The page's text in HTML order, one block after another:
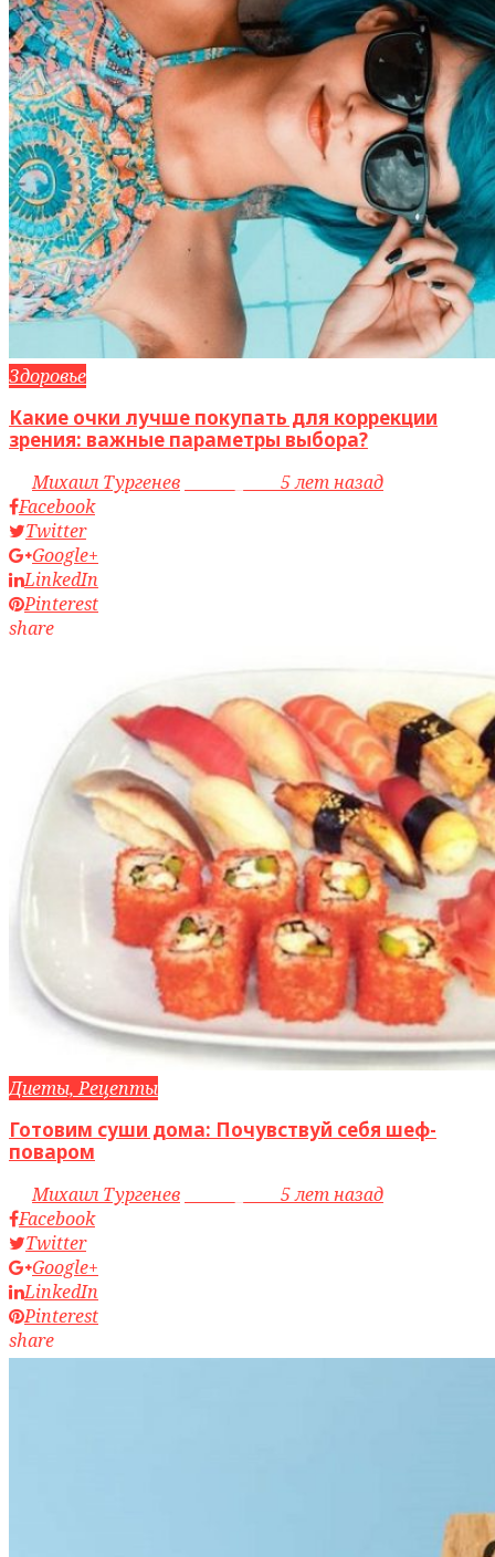
Здоровье
Какие очки лучше покупать для коррекции
зрения: важные параметры выбора?
byМихаил Тургенев
5 лет назад
Facebook
Twitter
Google+
LinkedIn
Pinterest
share
Диеты, Рецепты
Готовим суши дома: Почувствуй себя шеф-
поваром
byМихаил Тургенев
5 лет назад
Facebook
Twitter
Google+
LinkedIn
Pinterest
share